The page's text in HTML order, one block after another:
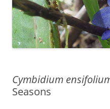
Cymbidium
Seasons